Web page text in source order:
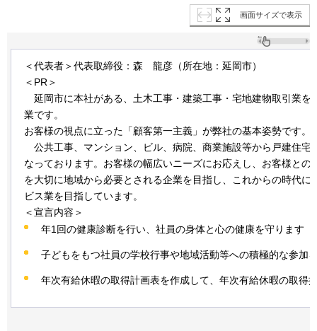
画面サイズで表示
＜代表者＞代表取締役：森 龍彦 （所在地：延岡市）
＜PR＞
延岡市に本社がある、土木工事・建築工事・宅地建物取引業を
業です。
お客様の視点に立った「顧客第一主義」が弊社の基本姿勢です。
公共工事、マンション、ビル、病院、商業施設等から戸建住宅
なっております。お客様の幅広いニーズにお応えし、お客様との
を大切に地域から必要とされる企業を目指し、これからの時代に
ビス業を目指しています。
＜宣言内容＞
年1回の健康診断を行い、社員の身体と心の健康を守ります
子どもをもつ社員の学校行事や地域活動等への積極的な参加
年次有給休暇の取得計画表を作成して、年次有給休暇の取得